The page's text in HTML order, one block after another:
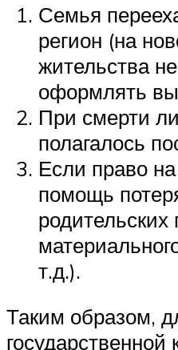
Семья
регион (на
жительства
оформлять
При смерти
полагалось
Если право
помощь
т.д.).
Таким образом,